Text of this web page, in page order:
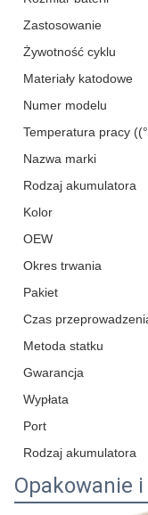
Zastosowanie
Żywotność cyklu
Materiały katodowe
Numer modelu
Temperatura pracy
Nazwa marki
Rodzaj akumulatora
Kolor
OEW
Okres trwania
Pakiet
Czas
Metoda statku
Gwarancja
Wypłata
Port
Rodzaj akumulatora
Opakowanie